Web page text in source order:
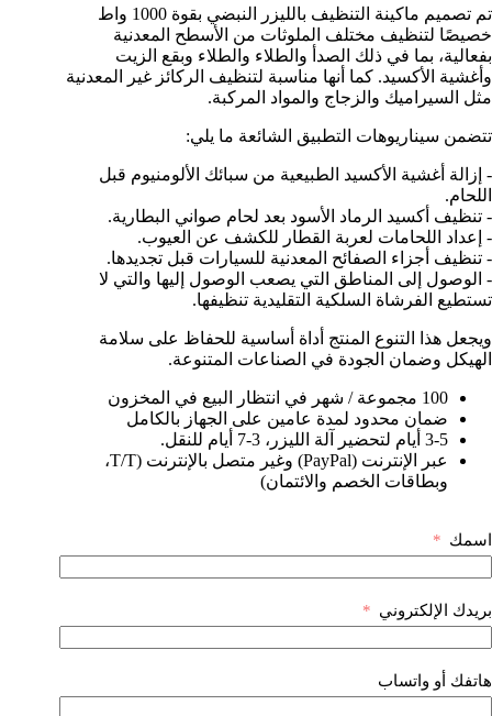
تم تصميم ماكينة التنظيف بالليزر النبضي بقوة 1000 واط
خصيصًا لتنظيف مختلف الملوثات من الأسطح المعدنية
بفعالية، بما في ذلك الصدأ والطلاء والطلاء وبقع الزيت
وأغشية الأكسيد. كما أنها مناسبة لتنظيف الركائز غير المعدنية
مثل السيراميك والزجاج والمواد المركبة.
تتضمن سيناريوهات التطبيق الشائعة ما يلي:
- إزالة أغشية الأكسيد الطبيعية من سبائك الألومنيوم قبل
اللحام.
- تنظيف أكسيد الرماد الأسود بعد لحام صواني البطارية.
- إعداد اللحامات لعربة القطار للكشف عن العيوب.
- تنظيف أجزاء الصفائح المعدنية للسيارات قبل تجديدها.
- الوصول إلى المناطق التي يصعب الوصول إليها والتي لا
تستطيع الفرشاة السلكية التقليدية تنظيفها.
ويجعل هذا التنوع المنتج أداة أساسية للحفاظ على سلامة
الهيكل وضمان الجودة في الصناعات المتنوعة.
100 مجموعة / شهر في انتظار البيع في المخزون
ضمان محدود لمدة عامين على الجهاز بالكامل
3-5 أيام لتحضير آلة الليزر، 3-7 أيام للنقل.
عبر الإنترنت (PayPal) وغير متصل بالإنترنت (T/T،
وبطاقات الخصم والائتمان)
اسمك
بريدك الإلكتروني
هاتفك أو واتساب